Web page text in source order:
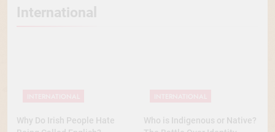
International
Why Do Irish People Hate
Who is Indigenous or Native?